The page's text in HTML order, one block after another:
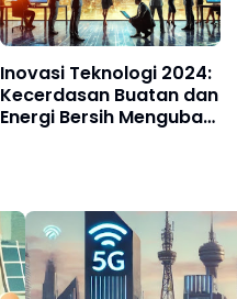
Inovasi Teknologi 2024:
Kecerdasan Buatan dan
Energi Bersih Mengubah